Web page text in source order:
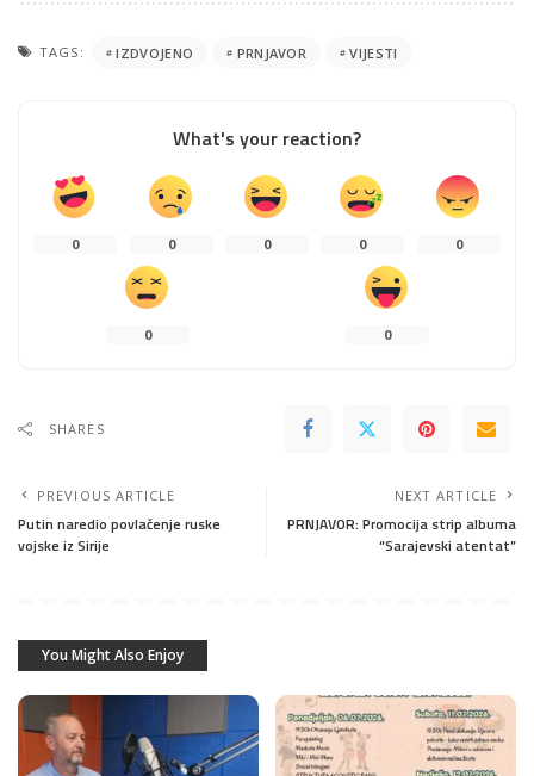
TAGS: IZDVOJENO PRNJAVOR VIJESTI
What's your reaction?
0 0 0 0 0
0 0
SHARES
PREVIOUS ARTICLE
Putin naredio povlačenje ruske
vojske iz Sirije
NEXT ARTICLE
PRNJAVOR: Promocija strip albuma
“Sarajevski atentat”
You Might Also Enjoy